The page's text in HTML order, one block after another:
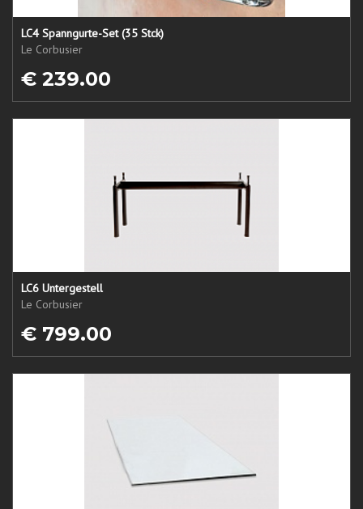
LC4 Spanngurte-Set (35 Stck)
Le Corbusier
€ 239.00
LC6 Untergestell
Le Corbusier
€ 799.00